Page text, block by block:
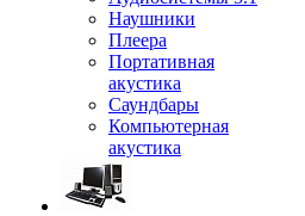
Наушники
Плеера
Портативная
акустика
Саундбары
Компьютерная
акустика